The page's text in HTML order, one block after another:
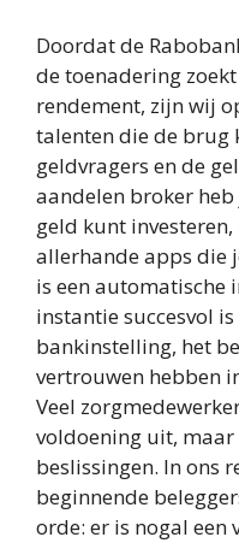
Doordat de
de toenadering
rendement, zijn wij
talenten die de brug
geldvragers en de
aandelen broker
geld kunt
allerhande apps die
is een automatische
instantie succesvol
bankinstelling, het
vertrouwen hebben
Veel
voldoening uit,
beslissingen. In ons
beginnende
orde: er is nogal een